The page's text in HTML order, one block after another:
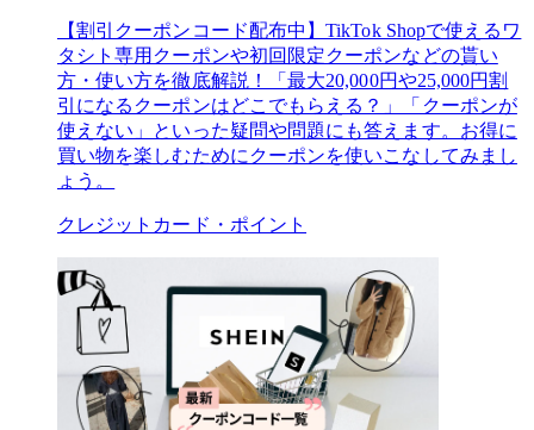
【割引クーポンコード配布中】TikTok Shopで使えるワ
タシト専用クーポンや初回限定クーポンなどの貰い
方・使い方を徹底解説！「最大20,000円や25,000円割
引になるクーポンはどこでもらえる？」「クーポンが
使えない」といった疑問や問題にも答えます。お得に
買い物を楽しむためにクーポンを使いこなしてみまし
ょう。
クレジットカード・ポイント